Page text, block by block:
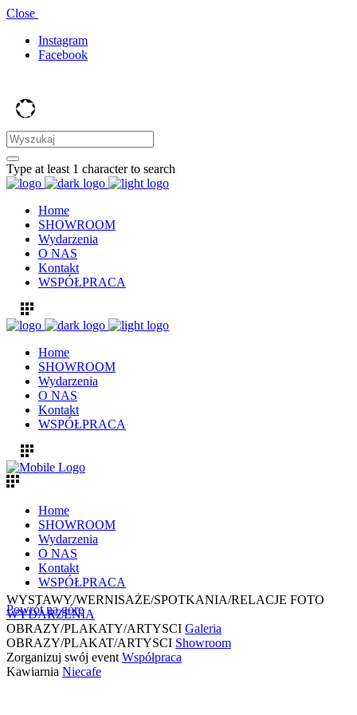
Close
Instagram
Facebook
Type at least 1 character to search
Home
SHOWROOM
Wydarzenia
O NAS
Kontakt
WSPÓŁPRACA
Home
SHOWROOM
Wydarzenia
O NAS
Kontakt
WSPÓŁPRACA
Home
SHOWROOM
Wydarzenia
O NAS
Kontakt
WSPÓŁPRACA
Powrót na górę
WYSTAWY/WERNISAŻE/SPOTKANIA/RELACJE FOTO
WYDARZENIA
OBRAZY/PLAKATY/ARTYSCI Galeria
OBRAZY/PLAKAT/ARTYSCI Showroom
Zorganizuj swój event Współpraca
Kawiarnia Niecafe